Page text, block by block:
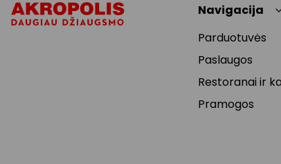
Navigacija
Parduotuvės
Paslaugos
Restoranai ir
Pramogos